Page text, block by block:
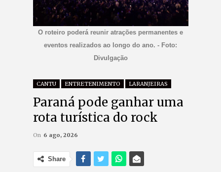
O roteiro poderá reunir atrações permanentes e
eventos realizados ao longo do ano. - Foto:
Divulgação
CANTU ENTRETENIMENTO LARANJEIRAS
Paraná pode ganhar uma
rota turística do rock
On 6 ago, 2026
Share